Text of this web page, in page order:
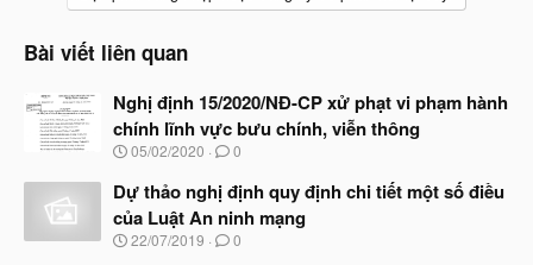
Bài viết liên quan
Nghị định 15/2020/NĐ-CP xử phạt vi phạm hành
chính lĩnh vực bưu chính, viễn thông
N
à
y
b
ắ
05/02/2020 0
Dự thảo nghị định quy định chi tiết một số điều
của Luật An ninh mạng
N
22/07/2019 0